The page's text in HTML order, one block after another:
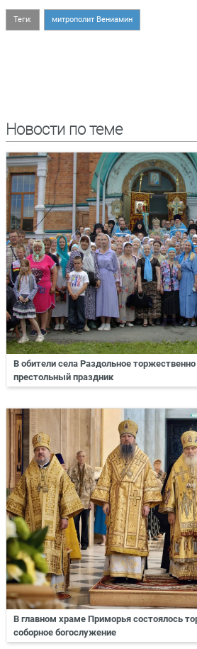
Теги: митрополит Вениамин
Новости по теме
В обители села Раздольное
престольный праздник
В главном храме Приморья состоялось
соборное богослужение